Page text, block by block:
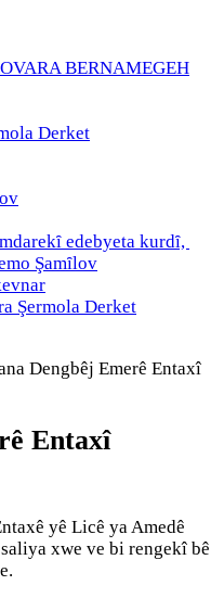
BERNAMEGEH
Derket
edebyeta kurdȋ,
Şamȋlov
Şermola Derket
Dengbêj Emerê Entaxî
Entaxî
yê Licê ya Amedê
xwe ve bi rengekî bê